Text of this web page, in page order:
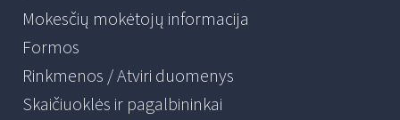
Mokesčių mokėtojų informacija
Formos
Rinkmenos / Atviri duomenys
Skaičiuoklės ir pagalbininkai